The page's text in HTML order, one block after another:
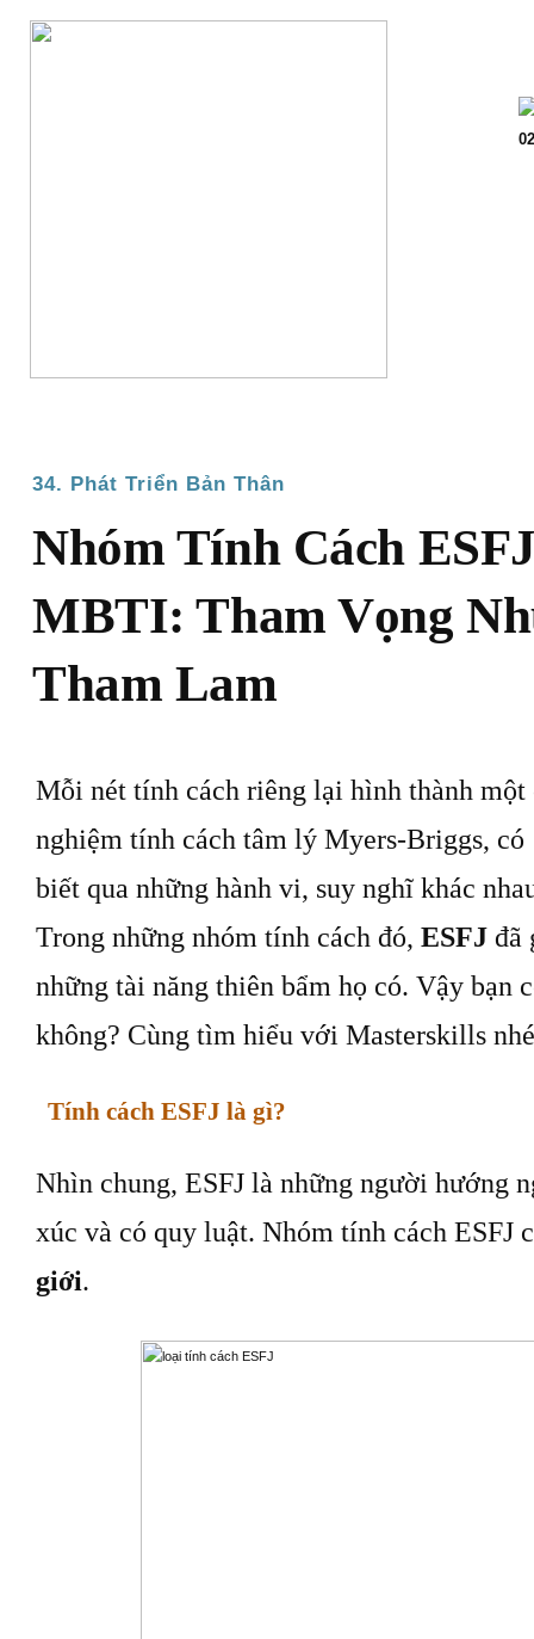
34. Phát Triển Bản Thân
Nhóm Tính Cách
MBTI: Tham Vọng
Tham Lam
Mỗi nét tính cách riêng lại hình thành
nghiệm tính cách tâm lý Myers-Briggs,
biết qua những hành vi, suy nghĩ khác
Trong những nhóm tính cách đó, ESFJ đã
những tài năng thiên bẩm họ có. Vậy bạn
không? Cùng tìm hiểu với Masterskills
Tính cách ESFJ là gì?
Nhìn chung, ESFJ là những người hướng
xúc và có quy luật. Nhóm tính cách ESFJ
giới.